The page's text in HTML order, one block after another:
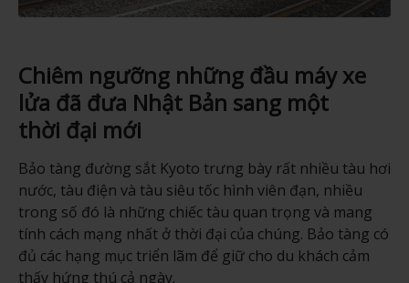
Chiêm ngưỡng những đầu máy xe
lửa đã đưa Nhật Bản sang một
thời đại mới
Bảo tàng đường sắt Kyoto trưng bày rất nhiều tàu hơi
nước, tàu điện và tàu siêu tốc hình viên đạn, nhiều
trong số đó là những chiếc tàu quan trọng và mang
tính cách mạng nhất ở thời đại của chúng. Bảo tàng có
đủ các hạng mục triển lãm để giữ cho du khách cảm
thấy hứng thú cả ngày.